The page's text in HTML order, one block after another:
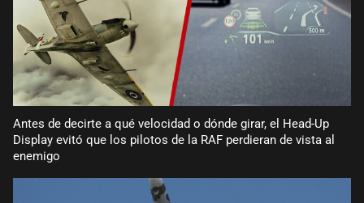
Antes de decirte a qué velocidad o dónde girar, el Head-Up
Display evitó que los pilotos de la RAF perdieran de vista al
enemigo